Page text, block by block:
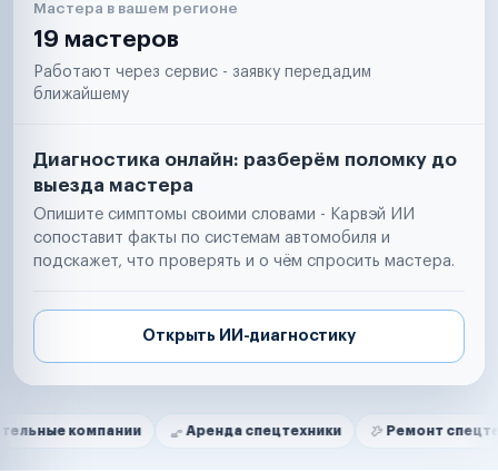
Мастера в вашем регионе
19 мастеров
Работают через сервис - заявку передадим
ближайшему
Диагностика онлайн: разберём поломку до
выезда мастера
Опишите симптомы своими словами - Карвэй ИИ
сопоставит факты по системам автомобиля и
подскажет, что проверять и о чём спросить мастера.
Открыть ИИ-диагностику
Нам доверяют
Аренда спецтехники Ремонт спецтехники
Маркетплейсы